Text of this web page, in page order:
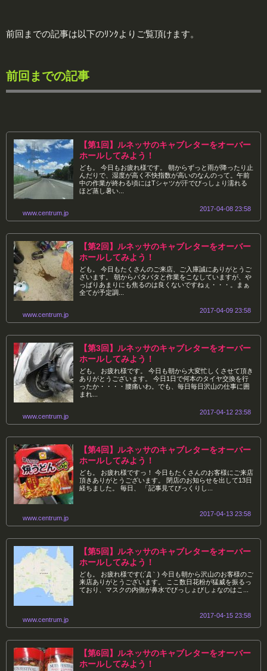
前回までの記事は以下のﾘﾝｸよりご覧頂けます。
前回までの記事
【第1回】ルネッサのキャブレターをオーバー
ホールしてみよう！
ども。 今日もお疲れ様です。 朝からずっと雨が降ったり止
んだりで、湿度が高く不快指数が高いのなんのって。午前
中の作業が終わる頃にはTシャツが汗でびっしょり濡れる
ほど蒸し暑い...
www.centrum.jp
2017-04-08 23:58
【第2回】ルネッサのキャブレターをオーバー
ホールしてみよう！
ども。 今日もたくさんのご来店、ご入庫誠にありがとうご
ざいます。 朝からバタバタと作業をこなしていますが、や
っぱりあまりにも焦るのは良くないですねぇ・・・。まぁ
全てが予定調...
www.centrum.jp
2017-04-09 23:58
【第3回】ルネッサのキャブレターをオーバー
ホールしてみよう！
ども。 お疲れ様です。 今日も朝から大変忙しくさせて頂き
ありがとうございます。 今日1日で何本のタイヤ交換を行
ったか・・・・腰痛いわ。でも、毎日毎日沢山の仕事に囲
まれ...
www.centrum.jp
2017-04-12 23:58
【第4回】ルネッサのキャブレターをオーバー
ホールしてみよう！
ども。 お疲れ様ですっ！ 今日もたくさんのお客様にご来店
頂きありがとうございます。 閉店のお知らせを出して13日
経ちました。 毎日、 「記事見てびっくりし...
www.centrum.jp
2017-04-13 23:58
【第5回】ルネッサのキャブレターをオーバー
ホールしてみよう！
ども。 お疲れ様です(;´Д｀) 今日も朝から沢山のお客様のご
来店ありがとうございます。 ここ数日花粉が猛威を振るっ
ており、マスクの内側が鼻水でびっしょびしょなのはこ...
www.centrum.jp
2017-04-15 23:58
【第6回】ルネッサのキャブレターをオーバー
ホールしてみよう！